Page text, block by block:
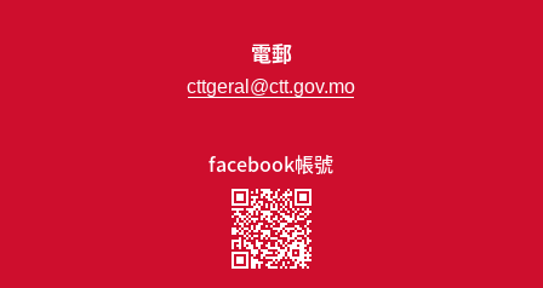
facebook帳號
電郵
cttgeral@ctt.gov.mo